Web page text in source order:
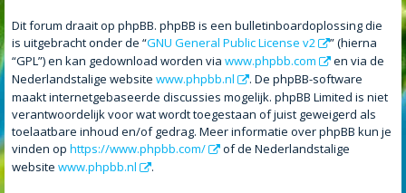
Dit forum draait op phpBB. phpBB is een bulletinboardoplossing die
is uitgebracht onder de “GNU General Public License v2
” (hierna
“GPL”) en kan gedownload worden via www.phpbb.com
en via de
Nederlandstalige website www.phpbb.nl
. De phpBB-software
maakt internetgebaseerde discussies mogelijk. phpBB Limited is niet
verantwoordelijk voor wat wordt toegestaan of juist geweigerd als
toelaatbare inhoud en/of gedrag. Meer informatie over phpBB kun je
vinden op https://www.phpbb.com/
of de Nederlandstalige
website www.phpbb.nl .